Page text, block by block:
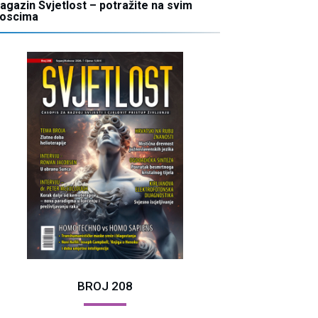
Svjetlost – potražite na svim
BROJ 208